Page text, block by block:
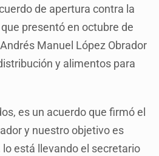
de apertura contra la
presentó en octubre de
Manuel López Obrador
y alimentos para
es un acuerdo que firmó el
y nuestro objetivo es
está llevando el secretario